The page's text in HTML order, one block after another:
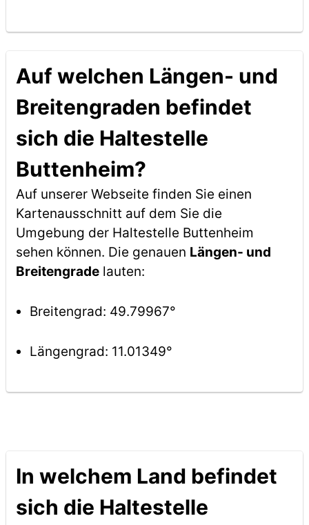
Auf welchen Längen- und
Breitengraden befindet
sich die Haltestelle
Buttenheim?
Auf unserer Webseite finden Sie einen
Kartenausschnitt auf dem Sie die
Umgebung der Haltestelle Buttenheim
sehen können. Die genauen Längen- und
Breitengradelauten:
Breitengrad: 49.79967°
Längengrad: 11.01349°
In welchem Land befindet
sich die Haltestelle